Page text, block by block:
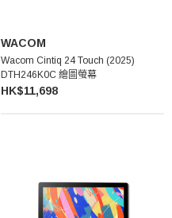
WACOM
Wacom Cintiq 24 Touch (2025)
DTH246K0C 繪圖螢幕
HK$11,698